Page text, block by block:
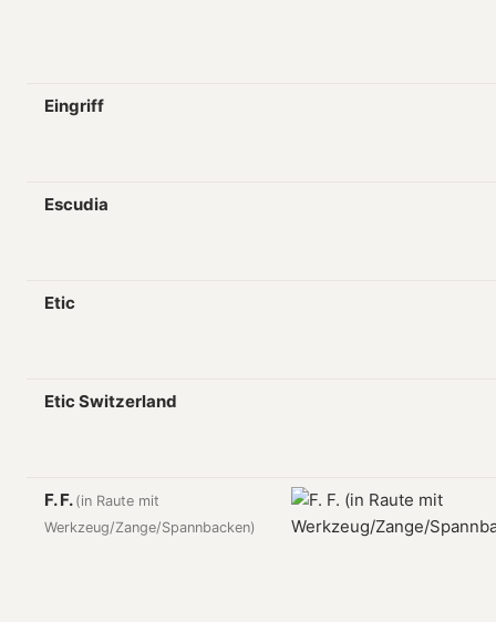
Eingriff
Escudia
Etic
Etic Switzerland
F. F. (in Raute mit
Werkzeug/Zange/Spannbacken)